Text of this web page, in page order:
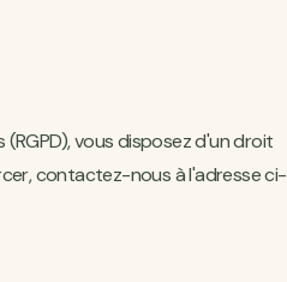
vous disposez d'un droit
contactez-nous à l'adresse ci-